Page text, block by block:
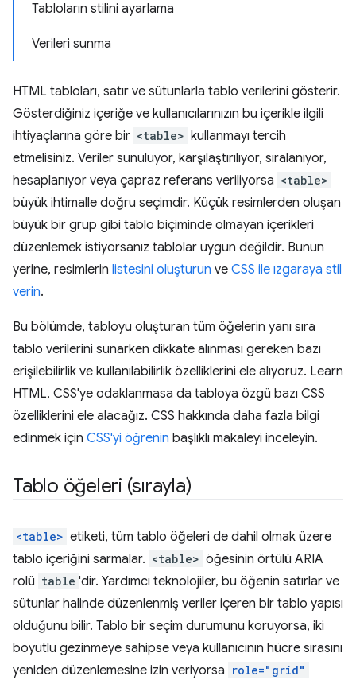
Tabloların stilini ayarlama
Verileri sunma
HTML tabloları, satır ve sütunlarla tablo verilerini gösterir.
Gösterdiğiniz içeriğe ve kullanıcılarınızın bu içerikle ilgili
ihtiyaçlarına göre bir <table> kullanmayı tercih
etmelisiniz. Veriler sunuluyor, karşılaştırılıyor, sıralanıyor,
hesaplanıyor veya çapraz referans veriliyorsa <table>
büyük ihtimalle doğru seçimdir. Küçük resimlerden oluşan
büyük bir grup gibi tablo biçiminde olmayan içerikleri
düzenlemek istiyorsanız tablolar uygun değildir. Bunun
yerine, resimlerin listesini oluşturun ve CSS ile ızgaraya stil
verin.
Bu bölümde, tabloyu oluşturan tüm öğelerin yanı sıra
tablo verilerini sunarken dikkate alınması gereken bazı
erişilebilirlik ve kullanılabilirlik özelliklerini ele alıyoruz. Learn
HTML, CSS'ye odaklanmasa da tabloya özgü bazı CSS
özelliklerini ele alacağız. CSS hakkında daha fazla bilgi
edinmek için CSS'yi öğrenin başlıklı makaleyi inceleyin.
Tablo öğeleri (sırayla)
<table> etiketi, tüm tablo öğeleri de dahil olmak üzere
tablo içeriğini sarmalar. <table> öğesinin örtülü ARIA
rolü table 'dir. Yardımcı teknolojiler, bu öğenin satırlar ve
sütunlar halinde düzenlenmiş veriler içeren bir tablo yapısı
olduğunu bilir. Tablo bir seçim durumunu koruyorsa, iki
boyutlu gezinmeye sahipse veya kullanıcının hücre sırasını
yeniden düzenlemesine izin veriyorsa role="grid"